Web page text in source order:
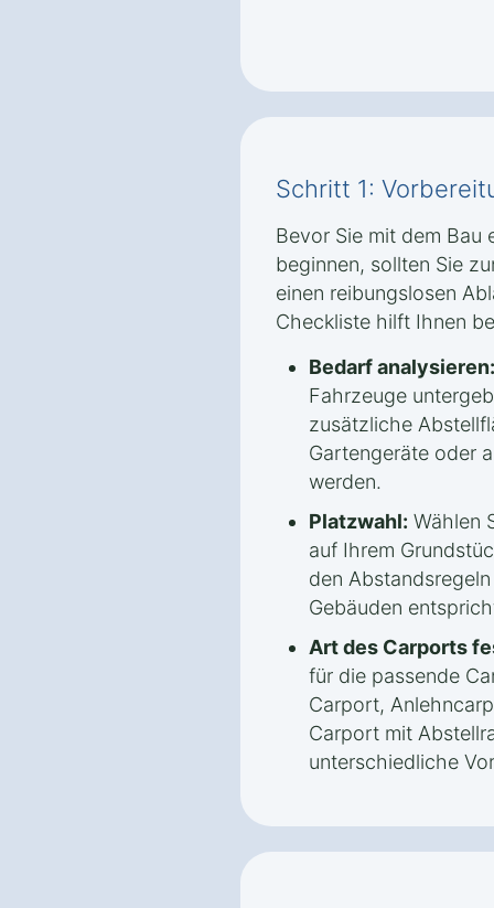
Schritt 1:
Bevor Sie mit dem Bau
beginnen, sollten Sie
einen reibungslosen
Checkliste hilft Ihnen
Bedarf analysieren:
Fahrzeuge
zusätzliche
Gartengeräte oder
werden.
Platzwahl: Wählen
auf Ihrem
den
Gebäuden
Art des Carports
für die passende
Carport,
Carport mit
unterschiedliche